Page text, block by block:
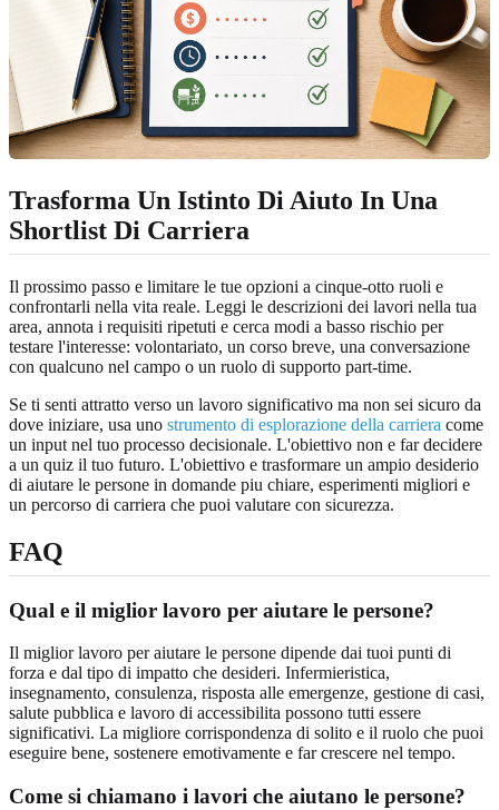
Trasforma Un Istinto Di Aiuto In Una
Shortlist Di Carriera
Il prossimo passo e limitare le tue opzioni a cinque-otto ruoli e
confrontarli nella vita reale. Leggi le descrizioni dei lavori nella tua
area, annota i requisiti ripetuti e cerca modi a basso rischio per
testare l'interesse: volontariato, un corso breve, una conversazione
con qualcuno nel campo o un ruolo di supporto part-time.
Se ti senti attratto verso un lavoro significativo ma non sei sicuro da
dove iniziare, usa uno strumento di esplorazione della carriera come
un input nel tuo processo decisionale. L'obiettivo non e far decidere
a un quiz il tuo futuro. L'obiettivo e trasformare un ampio desiderio
di aiutare le persone in domande piu chiare, esperimenti migliori e
un percorso di carriera che puoi valutare con sicurezza.
FAQ
Qual e il miglior lavoro per aiutare le persone?
Il miglior lavoro per aiutare le persone dipende dai tuoi punti di
forza e dal tipo di impatto che desideri. Infermieristica,
insegnamento, consulenza, risposta alle emergenze, gestione di casi,
salute pubblica e lavoro di accessibilita possono tutti essere
significativi. La migliore corrispondenza di solito e il ruolo che puoi
eseguire bene, sostenere emotivamente e far crescere nel tempo.
Come si chiamano i lavori che aiutano le persone?